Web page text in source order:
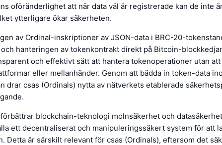
oföränderlighet att när data väl är registrerade kan de inte
ytterligare ökar säkerheten.
av Ordinal-inskriptioner av JSON-data i BRC-20-
hanteringen av tokenkontrakt direkt på Bitcoin-
och effektivt sätt att hantera tokenoperationer utan
eller mellanhänder. Genom att bädda in token-data
drar csas (Ordinals) nytta av nätverkets etablerade
blockchain-teknologi molnsäkerhet och
ett decentraliserat och manipuleringssäkert system för att
Detta är särskilt relevant för csas (Ordinals), eftersom det